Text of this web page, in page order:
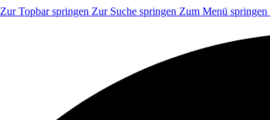
Zur Topbar springen Zur Suche springen Zum Menü springen